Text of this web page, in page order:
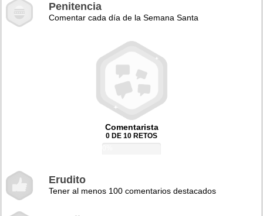
Penitencia
Comentar cada día de la Semana Santa
Comentarista
0 DE 10 RETOS
Erudito
Tener al menos 100 comentarios destacados